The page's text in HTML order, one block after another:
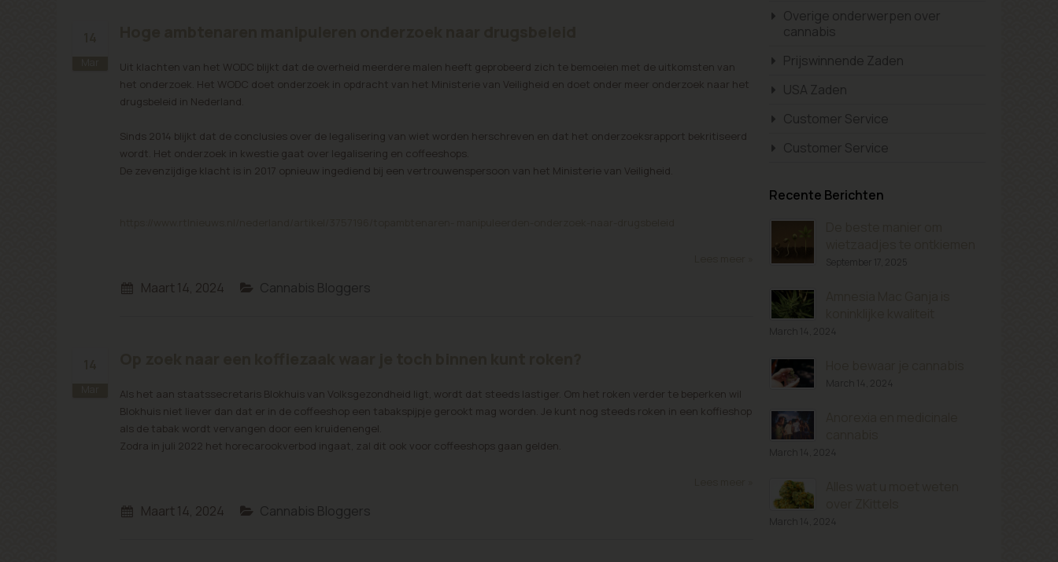
Uit klachten van het WODC blijkt dat de overheid meerdere malen heeft geprobeerd zich te bemoeien met de uitkomsten van
het onderzoek. Het WODC doet onderzoek in opdracht van het Ministerie van Veiligheid en doet onder meer onderzoek naar het
drugsbeleid in Nederland.
Sinds 2014 blijkt dat de conclusies over de legalisering van wiet worden herschreven en dat het onderzoeksrapport bekritiseerd
wordt. Het onderzoek in kwestie gaat over legalisering en coffeeshops.
De zevenzijdige klacht is in 2017 opnieuw ingediend bij een vertrouwenspersoon van het Ministerie van Veiligheid.
Maart 14, 2024 Cannabis Bloggers
Als het aan staatssecretaris Blokhuis van Volksgezondheid ligt, wordt dat steeds lastiger. Om het roken verder te beperken wil
Blokhuis niet liever dan dat er in de coffeeshop een tabakspijpje gerookt mag worden. Je kunt nog steeds roken in een koffieshop
als de tabak wordt vervangen door een kruidenengel.
Zodra in juli 2022 het horecarookverbod ingaat, zal dit ook voor coffeeshops gaan gelden.
Maart 14, 2024 Cannabis Bloggers
Overige onderwerpen over
cannabis
Prijswinnende Zaden
USA Zaden
Customer Service
Customer Service
Recente Berichten